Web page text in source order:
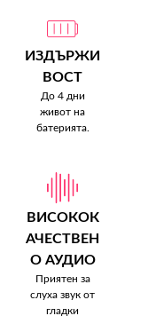
ИЗДЪРЖИ
ВОСТ
До 4 дни
живот на
батерията.
ВИСОКОК
АЧЕСТВЕН
О АУДИО
Приятен за
слуха звук от
гладки